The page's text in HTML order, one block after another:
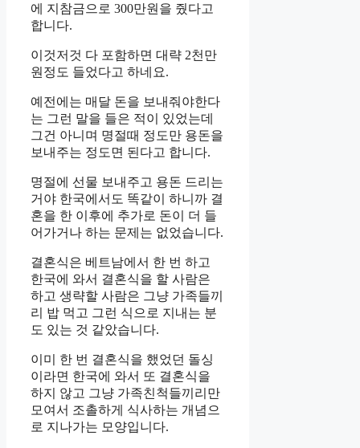
에 지참금으로 300만원을 줬다고
합니다.
이것저것 다 포함하면 대략 2천만
원정도 들었다고 하네요.
예전에는 매달 돈을 보내줘야한다
는 그런 말을 들은 적이 있었는데
그건 아니며 명절때 정도만 용돈을
보내주는 정도면 된다고 합니다.
명절에 선물 보내주고 용돈 드리는
거야 한국에서도 똑같이 하니까 결
혼을 한 이후에 추가로 돈이 더 들
어가거나 하는 문제는 없었습니다.
결혼식은 베트남에서 한 번 하고
한국에 와서 결혼식을 할 사람은
하고 생략할 사람은 그냥 가족들끼
리 밥 먹고 그런 식으로 지내는 분
도 있는 것 같았습니다.
이미 한 번 결혼식을 했었던 돌싱
이라면 한국에 와서 또 결혼식을
하지 않고 그냥 가족친척들끼리만
모여서 조촐하게 식사하는 개념으
로 지나가는 모양입니다.